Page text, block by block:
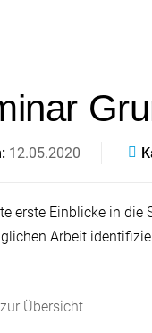
12.05.2020
erste Einblicke in
Arbeit
Übersicht